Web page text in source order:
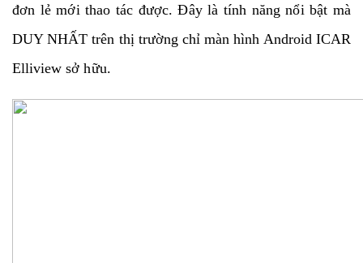
đơn lẻ mới thao tác được. Đây là tính năng nổi bật mà
DUY NHẤT trên thị trường chỉ màn hình Android ICAR
Elliview sở hữu.